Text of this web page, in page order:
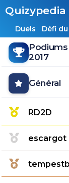
Quizypedia
Duels
Défi
Podiums
2017
Général
RD2D
escargot